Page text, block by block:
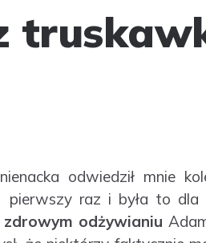
odwiedził mnie
pierwszy raz i była to dla
zdrowym odżywianiu